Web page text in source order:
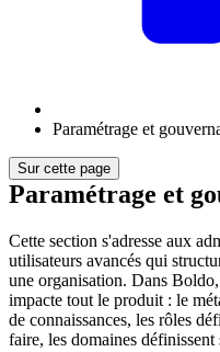
Paramétrage et
Sur cette page
Paramétrage et
Cette section s'adresse aux
utilisateurs avancés qui
une organisation. Dans
impacte tout le produit : le
de connaissances, les rôles
faire, les domaines